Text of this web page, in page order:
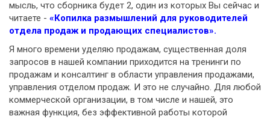
мысль, что сборника будет 2, один из которых Вы сейчас и
читаете - «Копилка размышлений для руководителей
отдела продаж и продающих специалистов».
Я много времени уделяю продажам, существенная доля
запросов в нашей компании приходится на тренинги по
продажам и консалтинг в области управления продажами,
управления отделом продаж. И это не случайно. Для любой
коммерческой организации, в том числе и нашей, это
важная функция, без эффективной работы которой